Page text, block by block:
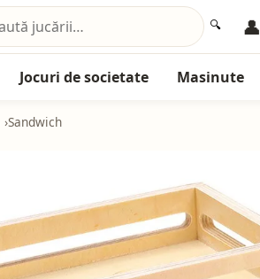
🔍 👤
Jocuri de societate Masinute
Sandwich